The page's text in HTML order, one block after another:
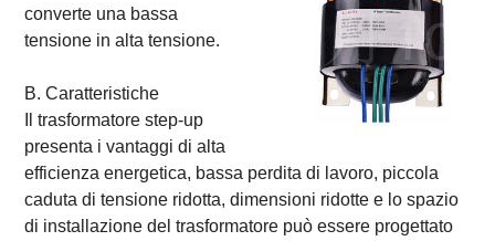
converte una bassa
tensione in alta tensione.
B. Caratteristiche
Il trasformatore step-up
presenta i vantaggi di alta
efficienza energetica, bassa perdita di lavoro, piccola
caduta di tensione ridotta, dimensioni ridotte e lo spazio
di installazione del trasformatore può essere progettato